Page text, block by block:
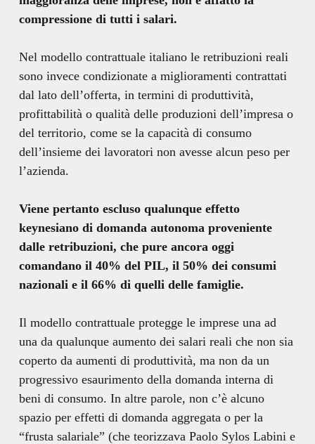
compressione di tutti i salari.
Nel modello contrattuale italiano le retribuzioni reali
sono invece condizionate a miglioramenti contrattati
dal lato dell’offerta, in termini di produttività,
profittabilità o qualità delle produzioni dell’impresa o
del territorio, come se la capacità di consumo
dell’insieme dei lavoratori non avesse alcun peso per
l’azienda.
Viene pertanto escluso qualunque effetto
keynesiano di domanda autonoma proveniente
dalle retribuzioni, che pure ancora oggi
comandano il 40% del PIL, il 50% dei consumi
nazionali e il 66% di quelli delle famiglie.
Il modello contrattuale protegge le imprese una ad
una da qualunque aumento dei salari reali che non sia
coperto da aumenti di produttività, ma non da un
progressivo esaurimento della domanda interna di
beni di consumo. In altre parole, non c’è alcuno
spazio per effetti di domanda aggregata o per la
“frusta salariale” (che teorizzava Paolo Sylos Labini e